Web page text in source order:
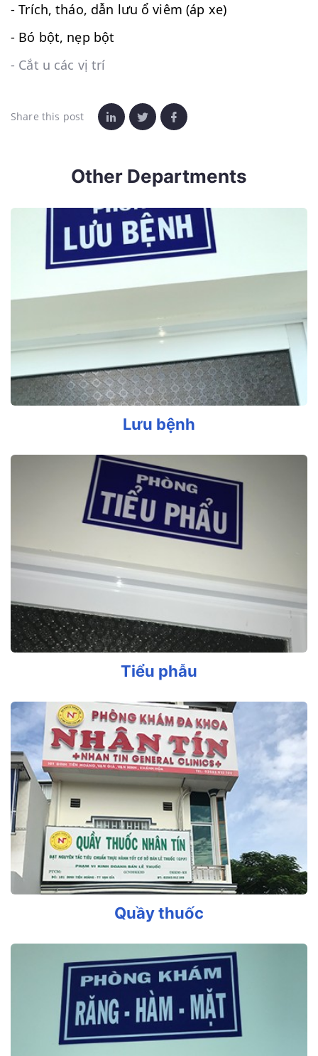
- Trích, tháo, dẫn lưu ổ viêm (áp xe)
- Bó bột, nẹp bột
- Cắt u các vị trí
Share this post
Other Departments
Lưu bệnh
Tiểu phẫu
Quầy thuốc